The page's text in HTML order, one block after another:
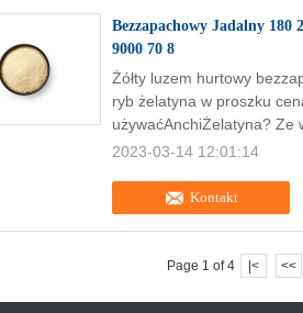
Bezzapachowy Jadalny 180
9000 70 8
Kontakt
Żółty luzem hurtowy
ryb żelatyna w proszku
używaćAnchiŻelatyna? Ze
2023-03-14 12:01:14
Page 1 of 4 |< <<